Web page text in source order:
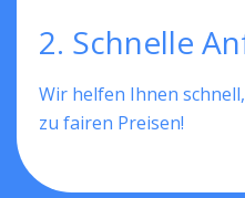
2. Schnelle
Wir helfen Ihnen
zu fairen Preisen!